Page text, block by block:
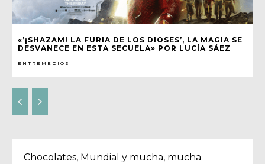
«’¡SHAZAM! LA FURIA DE LOS DIOSES’, LA MAGIA SE
DESVANECE EN ESTA SECUELA» POR LUCÍA SÁEZ
ENTREMEDIOS
Chocolates, Mundial y mucha, mucha